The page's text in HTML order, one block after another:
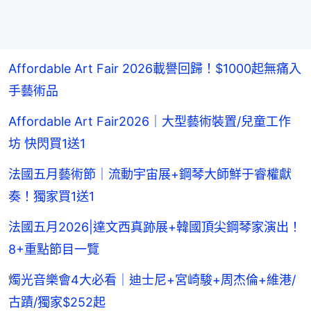
Affordable Art Fair 2026載譽回歸！$1000起無痛入
手藝術品
Affordable Art Fair2026｜大型藝術裝置/兒童工作
坊 快閃買1送1
法國五月藝術節｜流動宇宙展+鋼琴大師鮮于睿權獻
奏！獨家買1送1
法國五月2026|達文西真跡展+韓國頂尖鋼琴家演出！
8+重點節目一覽
燭光音樂會4大必看｜迪士尼+宮崎駿+周杰倫+維港/
古蹟/獨家$252起